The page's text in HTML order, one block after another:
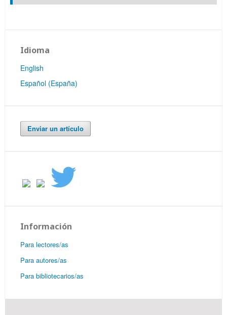
Idioma
English
Español (España)
Enviar un artículo
Información
Para lectores/as
Para autores/as
Para bibliotecarios/as